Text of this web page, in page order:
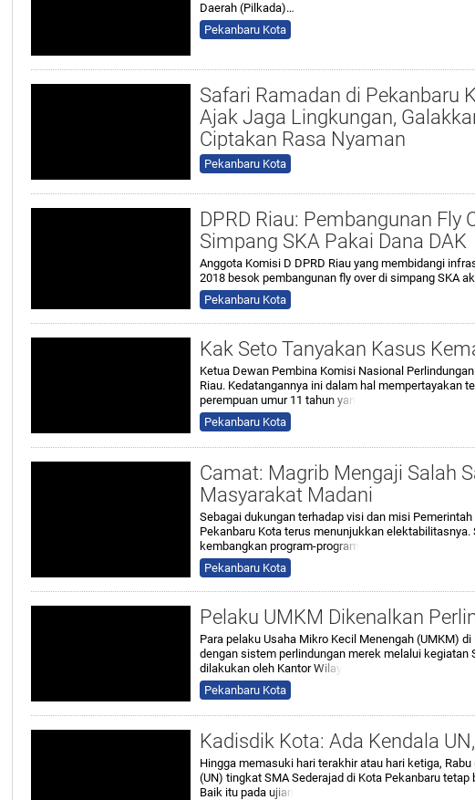
Daerah (Pilkada)…
Pekanbaru Kota
Safari Ramadan di Pekanbaru
Ajak Jaga Lingkungan,
Ciptakan Rasa Nyaman
Pekanbaru Kota
DPRD Riau: Pembangunan Fly
Simpang SKA Pakai Dana DAK
Anggota Komisi D DPRD Riau yang membidangi
2018 besok pembangunan fly over di simpang SKA
Pekanbaru Kota
Kak Seto Tanyakan Kasus
Ketua Dewan Pembina Komisi Nasional
Riau. Kedatangannya ini dalam hal mempertayakan
perempuan umur 11 tahun yan
Pekanbaru Kota
Camat: Magrib Mengaji Salah
Masyarakat Madani
Sebagai dukungan terhadap visi dan misi
Pekanbaru Kota terus menunjukkan
kembangkan program-program
Pekanbaru Kota
Pelaku UMKM Dikenalkan
Para pelaku Usaha Mikro Kecil Menengah (UMKM)
dengan sistem perlindungan merek melalui
dilakukan oleh KantorWilay
Pekanbaru Kota
Kadisdik Kota: Ada Kendala
Hingga memasuki hari terakhir atau hari ketiga,
(UN) tingkat SMA Sederajad di Kota Pekanbaru
Baik itu pada ujian